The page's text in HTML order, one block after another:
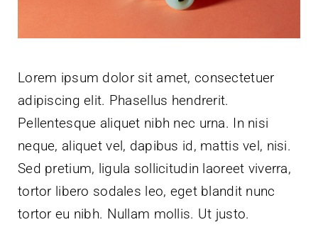
Lorem ipsum dolor sit amet, consectetuer
adipiscing elit. Phasellus hendrerit.
Pellentesque aliquet nibh nec urna. In nisi
neque, aliquet vel, dapibus id, mattis vel, nisi.
Sed pretium, ligula sollicitudin laoreet viverra,
tortor libero sodales leo, eget blandit nunc
tortor eu nibh. Nullam mollis. Ut justo.